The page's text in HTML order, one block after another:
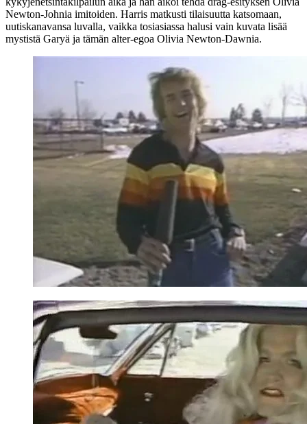
Newton-Johnia imitoiden. Harris matkusti tilaisuutta katsomaan,
uutiskanavansa luvalla, vaikka tosiasiassa halusi vain kuvata lisää
mystistä Garyä ja tämän alter-egoa Olivia Newton-Dawnia.